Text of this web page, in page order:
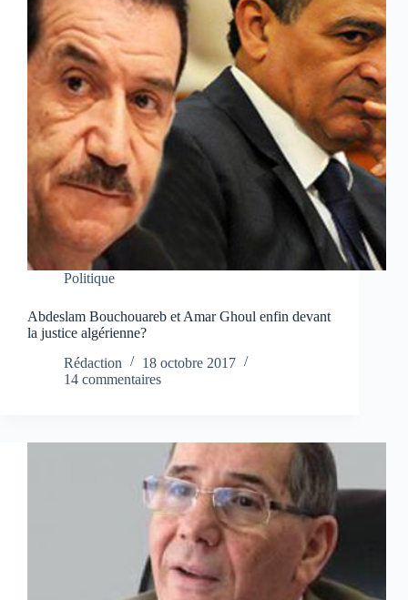
Politique
Abdeslam Bouchouareb et Amar Ghoul enfin devant
la justice algérienne?
Rédaction
18 octobre 2017
14 commentaires